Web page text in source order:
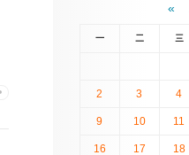
«
一 二 三
2 3 4
9 10 11
16 17 18